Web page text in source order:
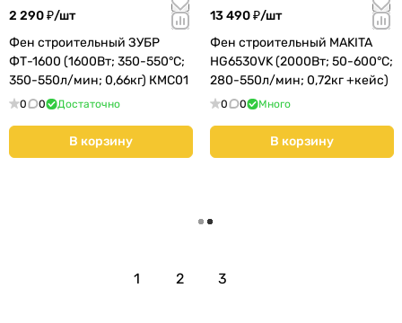
2 290 ₽/шт
Фен строительный ЗУБР
ФТ-1600 (1600Вт; 350-550°С;
350-550л/мин; 0,66кг) КМС01
0 0 Достаточно
В корзину
13 490 ₽/шт
Фен строительный MAKITA
HG6530VK (2000Вт; 50-600°С;
280-550л/мин; 0,72кг +кейс)
0 0 Много
В корзину
Загрузить еще
1 2 3